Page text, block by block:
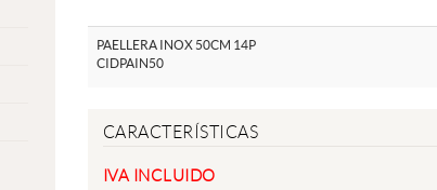
PAELLERA INOX 50CM 14P
CIDPAIN50
CARACTERÍSTICAS
IVA INCLUIDO